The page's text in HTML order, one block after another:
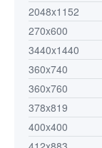
2048x1152
270x600
3440x1440
360x740
360x760
378x819
400x400